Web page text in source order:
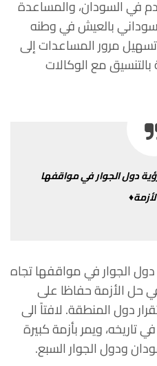
فيالسودان،والمساعدة
بالعيشفيوطنه
مرورالمساعداتإلى
بالتنسيقمعالوكالات
دولالجوارفيمواقفها
دولالجوارفيمواقفهاتجاه
حلالأزمةحفاظا على
دول المنطقة.لافتاًالى
فيتاريخه،ويمربأزمةكبيرة
ودولالجوارالسبع.